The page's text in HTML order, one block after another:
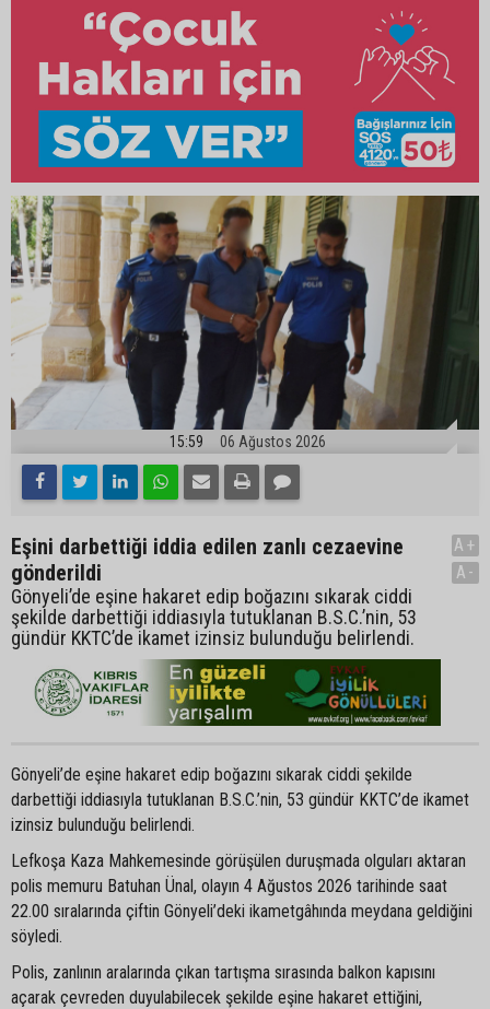
15:59 06 Ağustos 2026
Eşini darbettiği iddia edilen zanlı cezaevine
gönderildi
Gönyeli’de eşine hakaret edip boğazını sıkarak ciddi
şekilde darbettiği iddiasıyla tutuklanan B.S.C.’nin, 53
gündür KKTC’de ikamet izinsiz bulunduğu belirlendi.
A+
A-
Gönyeli’de eşine hakaret edip boğazını sıkarak ciddi şekilde
darbettiği iddiasıyla tutuklanan B.S.C.’nin, 53 gündür KKTC’de ikamet
izinsiz bulunduğu belirlendi.
Lefkoşa Kaza Mahkemesinde görüşülen duruşmada olguları aktaran
polis memuru Batuhan Ünal, olayın 4 Ağustos 2026 tarihinde saat
22.00 sıralarında çiftin Gönyeli’deki ikametgâhında meydana geldiğini
söyledi.
Polis, zanlının aralarında çıkan tartışma sırasında balkon kapısını
açarak çevreden duyulabilecek şekilde eşine hakaret ettiğini,